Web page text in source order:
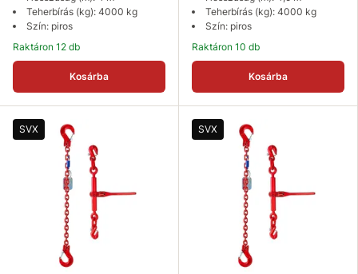
Teherbírás (kg): 4000 kg
Szín: piros
Raktáron 12 db
Kosárba
Teherbírás (kg): 4000 kg
Szín: piros
Raktáron 10 db
Kosárba
SVX SVX